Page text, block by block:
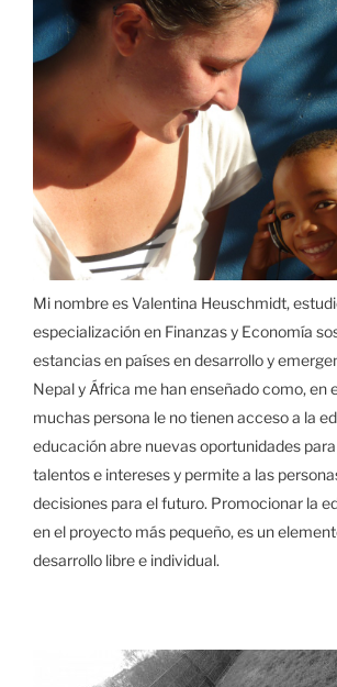
Mi nombre es Valentina Heuschmidt,
especialización en Finanzas y Economía
estancias en países en desarrollo y
Nepal y África me han enseñado como, en
muchas persona le no tienen acceso a la
educación abre nuevas oportunidades
talentos e intereses y permite a las
decisiones para el futuro. Promocionar la
en el proyecto más pequeño, es un
desarrollo libre e individual.